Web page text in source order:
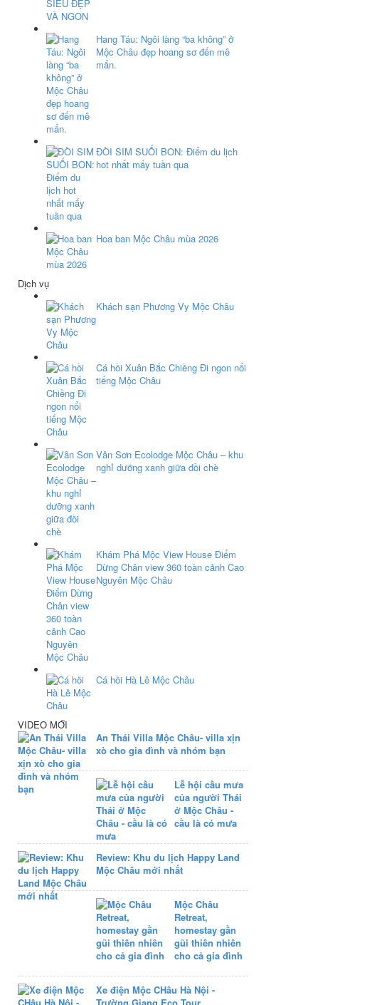
Hang Táu: Ngôi làng “ba không” ở
Mộc Châu đẹp hoang sơ đến mê
mẩn.
ĐÒI SIM SUỐI BON: Điểm du lịch
hot nhất mấy tuần qua
Hoa ban Mộc Châu mùa 2026
Dịch vụ
Khách sạn Phương Vy Mộc Châu
Cá hồi Xuân Bắc Chiềng Đi ngon nổi
tiếng Mộc Châu
Vân Sơn Ecolodge Mộc Châu – khu
nghỉ dưỡng xanh giữa đồi chè
Khám Phá Mộc View House Điểm
Dừng Chân view 360 toàn cảnh Cao
Nguyên Mộc Châu
Cá hồi Hà Lê Mộc Châu
VIDEO MỚI
An Thái Villa Mộc Châu- villa xịn
xò cho gia đình và nhóm bạn
Lễ hội cầu mưa
của người Thái
ở Mộc Châu -
cầu là có mưa
Review: Khu du lịch Happy Land
Mộc Châu mới nhất
Mộc Châu
Retreat,
homestay gần
gũi thiên nhiên
cho cả gia đình
Xe điện Mộc CHâu Hà Nội -